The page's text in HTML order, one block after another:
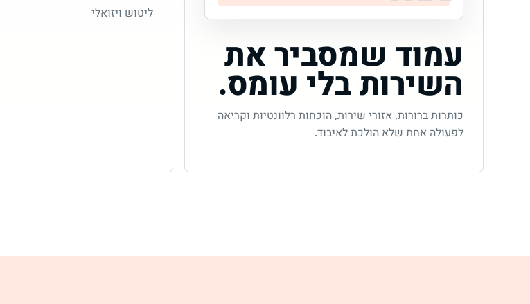
עמוד שמסביר את
השירות בלי עומס.
כותרות ברורות, אזורי שירות, הוכחות רלוונטיות וקריאה
לפעולה אחת שלא הולכת לאיבוד.
ליטוש ויזואלי